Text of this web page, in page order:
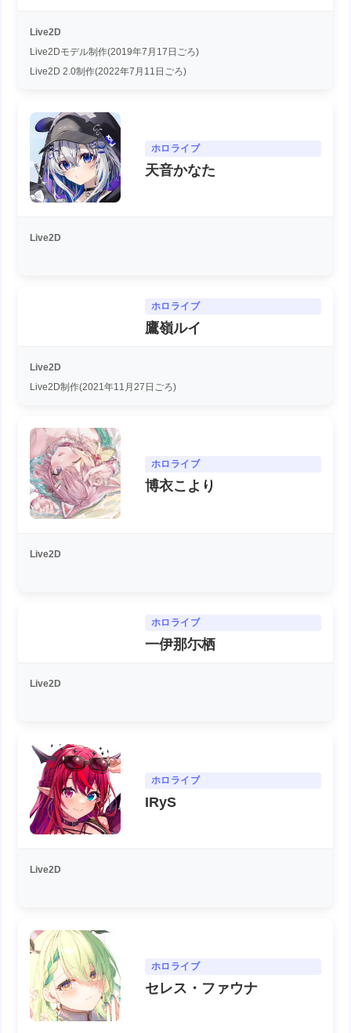
Live2D
Live2Dモデル制作(2019年7月17日ごろ)
Live2D 2.0制作(2022年7月11日ごろ)
ホロライブ
天音かなた
Live2D
ホロライブ
鷹嶺ルイ
Live2D
Live2D制作(2021年11月27日ごろ)
ホロライブ
博衣こより
Live2D
ホロライブ
一伊那尓栖
Live2D
ホロライブ
IRyS
Live2D
ホロライブ
セレス・ファウナ